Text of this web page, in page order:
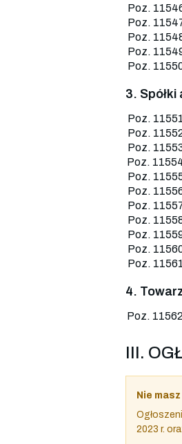
Poz.
Poz.
Poz.
Poz.
Poz.
3. Spółki
Poz.
Poz.
Poz.
Poz.
Poz.
Poz.
Poz.
Poz.
Poz.
Poz.
Poz.
4.
Poz.
III.
Nie
2023 r.